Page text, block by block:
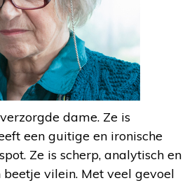
dame. Ze is
een guitige en ironische
Ze is scherp, analytisch en
beetje vilein. Met veel gevoel